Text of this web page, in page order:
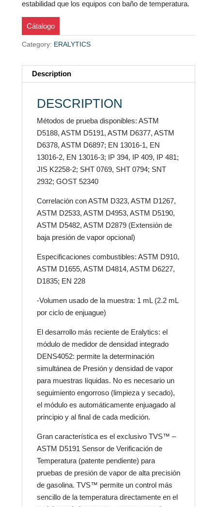
estabilidad que los equipos con baño de temperatura.
Cátalogo
Category: ERALYTICS
Description
DESCRIPTION
Métodos de prueba disponibles: ASTM
D5188, ASTM D5191, ASTM D6377, ASTM
D6378, ASTM D6897; EN 13016-1, EN
13016-2, EN 13016-3; IP 394, IP 409, IP 481;
JIS K2258-2; SHT 0769, SHT 0794; SNT
2932; GOST 52340
Correlación con ASTM D323, ASTM D1267,
ASTM D2533, ASTM D4953, ASTM D5190,
ASTM D5482, ASTM D2879 (Extensión de
baja presión de vapor opcional)
Especificaciones combustibles: ASTM D910,
ASTM D1655, ASTM D4814, ASTM D6227,
D1835; EN 228
-Volumen usado de la muestra: 1 mL (2.2 mL
por ciclo de enjuague)
El desarrollo más reciente de Eralytics: el
módulo de medidor de densidad integrado
DENS4052: permite la determinación
simultánea de Presión y densidad de vapor
para muestras líquidas. No es necesario un
seguimiento engorroso (limpieza y secado),
el módulo es automáticamente enjuagado al
principio y al final de cada medición.
Gran característica es el exclusivo TVS™ –
ASTM D5191 Sensor de Verificación de
Temperatura (patente pendiente) para
pruebas de presión de vapor de alta precisión
de gasolina. TVS™ permite un control más
sencillo de la temperatura directamente en el